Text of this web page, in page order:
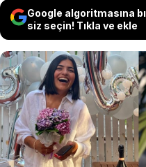
Google algoritmasına
siz seçin! Tıkla ve ekle
İstanbul'da
öğretmeni Buse
birlikte olduğu
öldüresiye
yere düştü